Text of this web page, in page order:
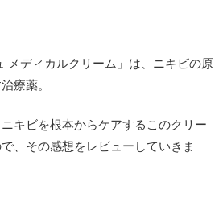
メディカルクリーム」は、ニキビの原
療薬。
キビを根本からケアするこのクリー
、その感想をレビューしていきま